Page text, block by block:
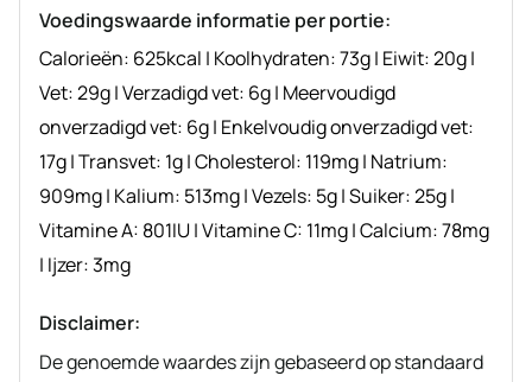
Voedingswaarde informatie per portie:
Calorieën: 625kcal | Koolhydraten:73g| Eiwit:20g|
Vet:29g|Verzadigd vet: 6g| Meervoudigd
onverzadigd vet: 6g| Enkelvoudig onverzadigd vet:
17g|Transvet: 1g|Cholesterol: 119mg| Natrium:
909mg| Kalium: 513mg|Vezels: 5g|Suiker:25g|
Vitamine A: 801IU|Vitamine C: 11mg|Calcium:78mg
| Ijzer:3mg
Disclaimer:
De genoemde waardes zijn gebaseerd op standaard